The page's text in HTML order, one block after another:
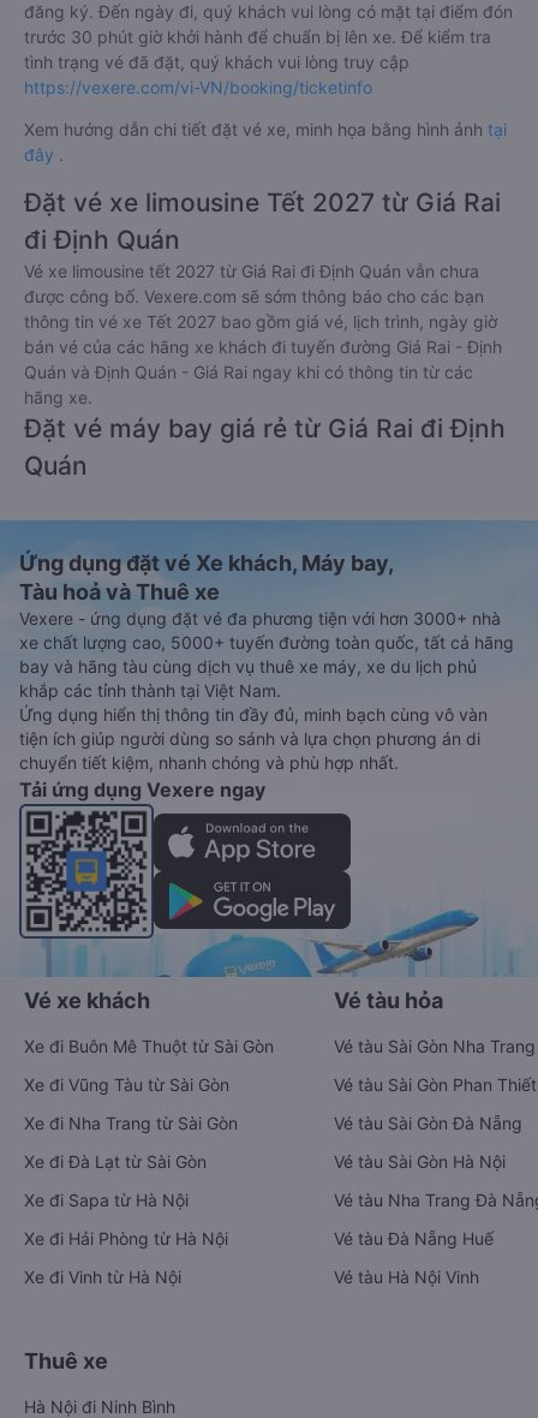
đăng ký. Đến ngày đi, quý khách vui lòng có mặt tại điểm đón
trước 30 phút giờ khởi hành để chuẩn bị lên xe. Để kiểm tra
tình trạng vé đã đặt, quý khách vui lòng truy cập
https://vexere.com/vi-VN/booking/ticketinfo
Xem hướng dẫn chi tiết đặt vé xe, minh họa bằng hình ảnh tại
đây .
Đặt vé xe limousine Tết 2027 từ Giá Rai
đi Định Quán
Vé xe limousine tết 2027 từ Giá Rai đi Định Quán vẫn chưa
được công bố. Vexere.com sẽ sớm thông báo cho các bạn
thông tin vé xe Tết 2027 bao gồm giá vé, lịch trình, ngày giờ
bán vé của các hãng xe khách đi tuyến đường Giá Rai - Định
Quán và Định Quán - Giá Rai ngay khi có thông tin từ các
hãng xe.
Đặt vé máy bay giá rẻ từ Giá Rai đi Định
Quán
Ứng dụng đặt vé Xe khách, Máy bay,
Tàu hoả và Thuê xe
Vexere - ứng dụng đặt vé đa phương tiện với hơn 3000+ nhà
xe chất lượng cao, 5000+ tuyến đường toàn quốc, tất cả hãng
bay và hãng tàu cùng dịch vụ thuê xe máy, xe du lịch phủ
khắp các tỉnh thành tại Việt Nam.
Ứng dụng hiển thị thông tin đầy đủ, minh bạch cùng vô vàn
tiện ích giúp người dùng so sánh và lựa chọn phương án di
chuyển tiết kiệm, nhanh chóng và phù hợp nhất.
Tải ứng dụng Vexere ngay
Vé xe khách
Xe đi Buôn Mê Thuột từ Sài Gòn
Xe đi Vũng Tàu từ Sài Gòn
Xe đi Nha Trang từ Sài Gòn
Xe đi Đà Lạt từ Sài Gòn
Xe đi Sapa từ Hà Nội
Xe đi Hải Phòng từ Hà Nội
Xe đi Vinh từ Hà Nội
Vé tàu hỏa
Vé tàu Sài Gòn Nha Trang
Vé tàu Sài Gòn Phan Thiết
Vé tàu Sài Gòn Đà Nẵng
Vé tàu Sài Gòn Hà Nội
Vé tàu Nha Trang Đà
Vé tàu Đà Nẵng Huế
Vé tàu Hà Nội Vinh
Thuê xe
Hà Nội đi Ninh Bình